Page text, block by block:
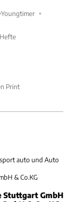
Youngtimer
Print
auto und Auto
& Co.KG
Stuttgart GmbH